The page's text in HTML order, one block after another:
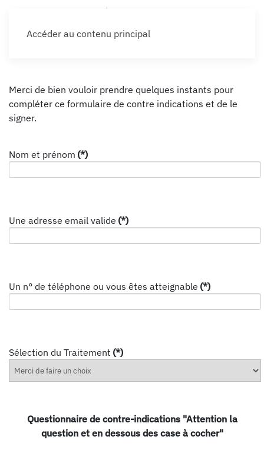
Accéder au contenu principal
Merci de bien vouloir prendre quelques instants pour
compléter ce formulaire de contre indications et de le
signer.
Nom et prénom (*)
Une adresse email valide (*)
Un n° de téléphone ou vous êtes atteignable (*)
Sélection du Traitement (*)
Questionnaire de contre-indications "Attention la
question et en dessous des case à cocher"